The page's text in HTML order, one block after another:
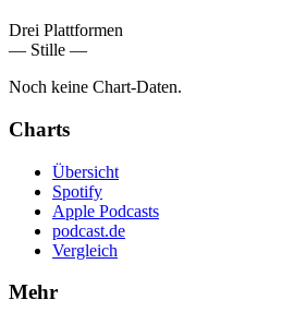
Drei Plattformen
— Stille —
Noch keine Chart-Daten.
Charts
Übersicht
Spotify
Apple Podcasts
podcast.de
Vergleich
Mehr